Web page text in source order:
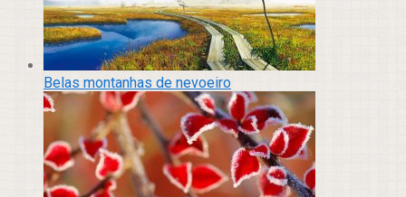
Belas montanhas de nevoeiro